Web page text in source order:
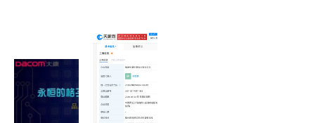
零售市场
国国际信息
通信展览会
在京举行，
勾勒信息系
统集成服务